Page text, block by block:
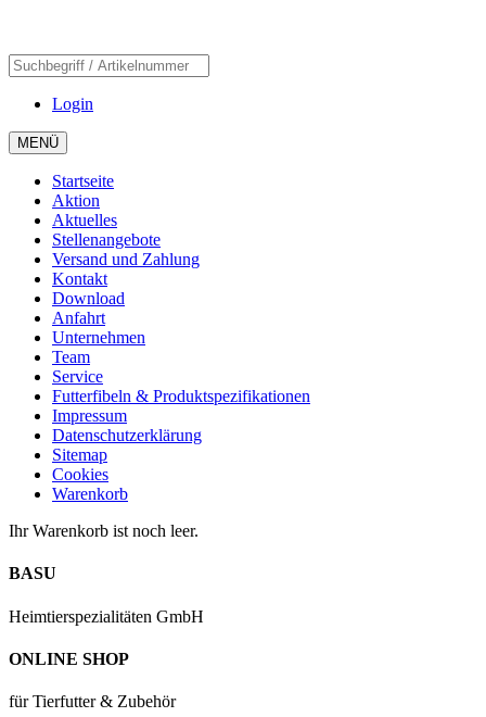
Login
MENÜ
Startseite
Aktion
Aktuelles
Stellenangebote
Versand und Zahlung
Kontakt
Download
Anfahrt
Unternehmen
Team
Service
Futterfibeln & Produktspezifikationen
Impressum
Datenschutzerklärung
Sitemap
Cookies
Warenkorb
Ihr Warenkorb ist noch leer.
BASU
Heimtierspezialitäten GmbH
ONLINE SHOP
für Tierfutter & Zubehör